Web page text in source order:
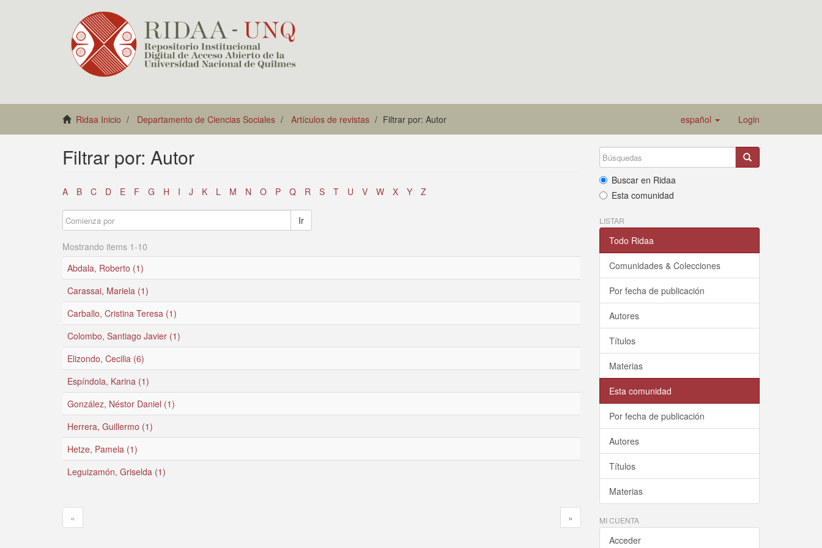
Ridaa Inicio Departamento de Ciencias Sociales Artículos de revistas Filtrar por: Autor español Login
Filtrar por: Autor
A B C D E F G H I J K L M N O P Q R S T U V W X Y Z
Ir
Mostrando items 1-10
Abdala, Roberto (1)
Carassai, Mariela (1)
Carballo, Cristina Teresa (1)
Colombo, Santiago Javier (1)
Elizondo, Cecilia (6)
Espíndola, Karina (1)
González, Néstor Daniel (1)
Herrera, Guillermo (1)
Hetze, Pamela (1)
Leguizamón, Griselda (1)
« »
Buscar en Ridaa
Esta comunidad
LISTAR
Todo Ridaa
Comunidades & Colecciones
Por fecha de publicación
Autores
Títulos
Materias
Esta comunidad
Por fecha de publicación
Autores
Títulos
Materias
MI CUENTA
Acceder